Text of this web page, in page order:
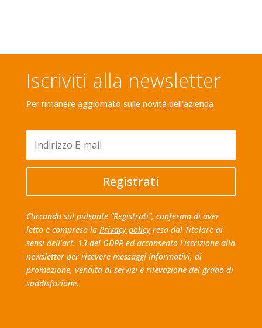
Iscriviti alla newsletter
Per rimanere aggiornato sulle novità dell'azienda
Registrati
Cliccando sul pulsante “Registrati”, confermo di aver
letto e compreso la Privacy policyresa dal Titolare ai
sensi dell'art. 13 del GDPR ed acconsento l'iscrizione alla
newsletter per ricevere messaggi informativi, di
promozione, vendita di servizi e rilevazione del grado di
soddisfazione.